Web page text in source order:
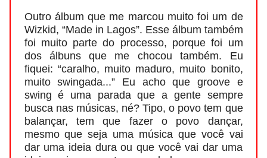
Outro álbum que me marcou muito foi um de
Wizkid, “Made in Lagos”. Esse álbum também
foi muito parte do processo, porque foi um
dos álbuns que me chocou também. Eu
fiquei: “caralho, muito maduro, muito bonito,
muito swingada...” Eu acho que groove e
swing é uma parada que a gente sempre
busca nas músicas, né? Tipo, o povo tem que
balançar, tem que fazer o povo dançar,
mesmo que seja uma música que você vai
dar uma ideia dura ou que você vai dar uma